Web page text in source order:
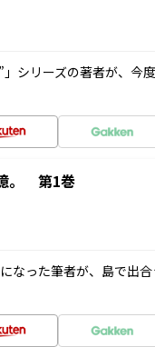
シリーズの著者が、今
。 第1巻
なった筆者が、島で出